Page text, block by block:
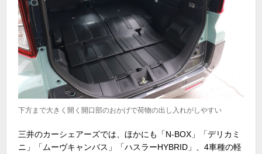
下方まで大きく開く開口部のおかげで荷物の出し入れがしやすい
三井のカーシェアーズでは、ほかにも「N-BOX」「デリカミ
ニ」「ムーヴキャンバス」「ハスラーHYBRID」、4車種の軽